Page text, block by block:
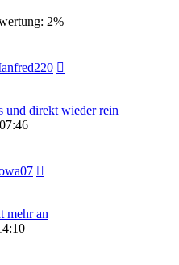
2%
und direkt wieder rein
mehr an